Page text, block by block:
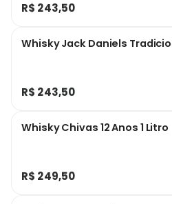
R$ 243,50
Whisky Jack Daniels
R$ 243,50
Whisky Chivas 12 Anos 1 Litro
R$ 249,50